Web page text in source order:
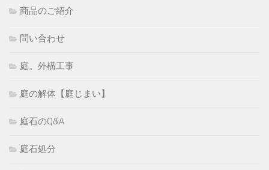
商品のご紹介
問い合わせ
庭。外構工事
庭の解体【庭じまい】
庭石のQ&A
庭石処分